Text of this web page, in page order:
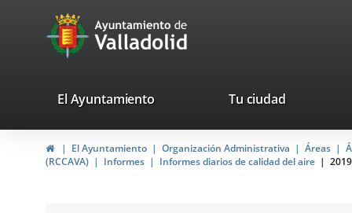
Portal
Web
Ayuntamiento
de
Valladolid
valladolid.es
El Ayuntamiento Tu ciudad
HomeEl Ayuntamiento Organización Administrativa Áreas
(RCCAVA)
Informes Informes diarios de calidad del aire